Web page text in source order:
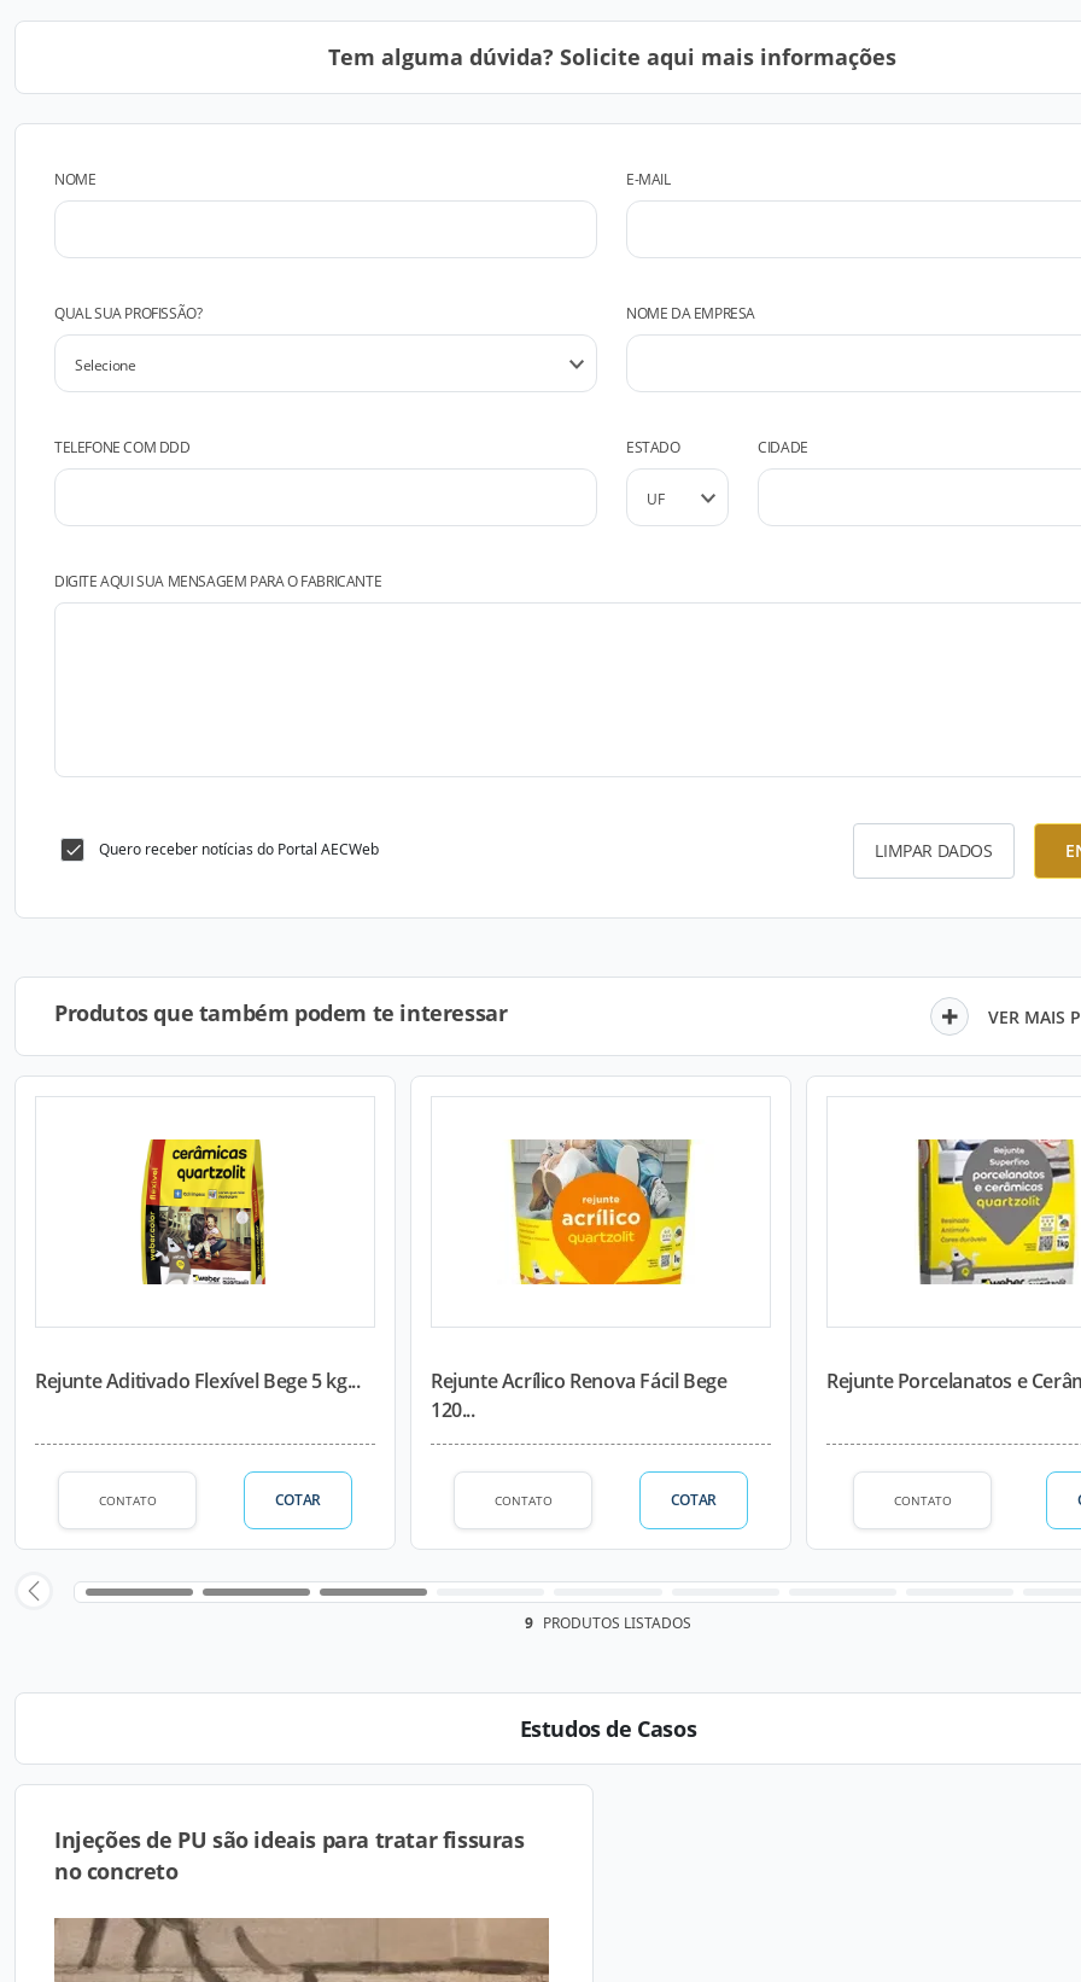
Tem alguma dúvida? Solicite aqui mais informações
NOME E-MAIL
QUAL SUA PROFISSÃO? NOME DA EMPRESA
TELEFONE COM DDD ESTADO CIDADE
DIGITE AQUI SUA MENSAGEM PARA O FABRICANTE
Quero receber notícias do Portal AECWeb LIMPAR DADOS
Produtos que também podem te interessar VER MAIS
Rejunte Aditivado Flexível Bege 5 kg...
CONTATO COTAR
Rejunte Acrílico Renova Fácil Bege
120...
CONTATO COTAR
Rejunte Porcelanatos e
CONTATO
9 PRODUTOS LISTADOS
Estudos de Casos
Injeções de PU são ideais para tratar fissuras
no concreto